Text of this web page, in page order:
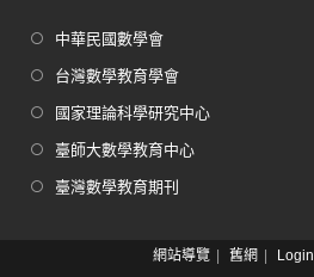
中華民國數學會
台灣數學教育學會
國家理論科學研究中心
臺師大數學教育中心
臺灣數學教育期刊
網站導覽 舊網 Login